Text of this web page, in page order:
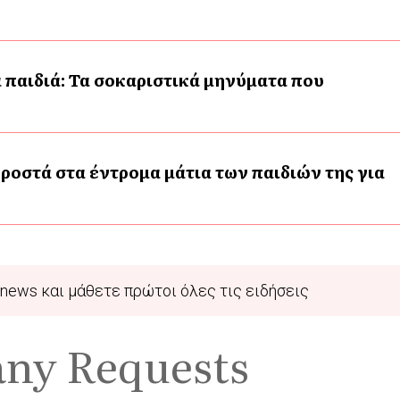
Τα σοκαριστικά μηνύματα που
στα έντρομα μάτια των παιδιών της για
και μάθετε πρώτοι όλες τις ειδήσεις
Requests